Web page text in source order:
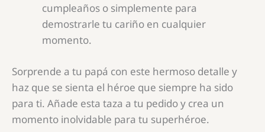
cumpleaños o simplemente para
demostrarle tu cariño en cualquier
momento.
Sorprende a tu papá con este hermoso detalle y
haz que se sienta el héroe que siempre ha sido
para ti. Añade esta taza a tu pedido y crea un
momento inolvidable para tu superhéroe.